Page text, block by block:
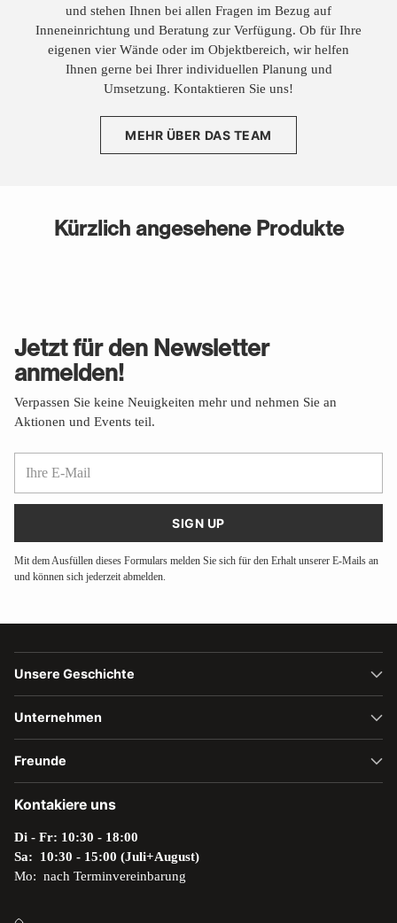
und stehen Ihnen bei allen Fragen im Bezug auf
Inneneinrichtung und Beratung zur Verfügung. Ob für Ihre
eigenen vier Wände oder im Objektbereich, wir helfen
Ihnen gerne bei Ihrer individuellen Planung und
Umsetzung. Kontaktieren Sie uns!
MEHR ÜBER DAS TEAM
Kürzlich angesehene Produkte
Jetzt für den Newsletter
anmelden!
Verpassen Sie keine Neuigkeiten mehr und nehmen Sie an
Aktionen und Events teil.
SIGN UP
Mit dem Ausfüllen dieses Formulars melden Sie sich für den Erhalt unserer E-Mails an
und können sich jederzeit abmelden.
Unsere Geschichte
Unternehmen
Freunde
Kontakiere uns
Di - Fr: 10:30 - 18:00
Sa: 10:30 - 15:00 (Juli+August)
Mo: nach Terminvereinbarung